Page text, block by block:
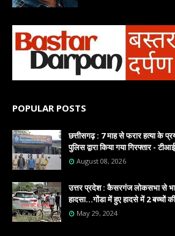
POPULAR POSTS
छत्तीसगढ़ : 7 माह से फरार हत्या के
पुलिस द्वारा किया गया गिरफ्तार -
August 08, 2026
उत्तर प्रदेश : कैसरगंज लोकसभा से
हादसा...गोंडा में हुए हादसे में 2 बच्चों
May 29, 2024